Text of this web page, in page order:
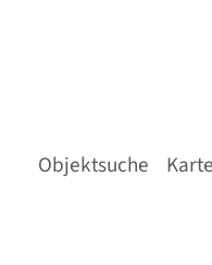
Objektsuche Karte